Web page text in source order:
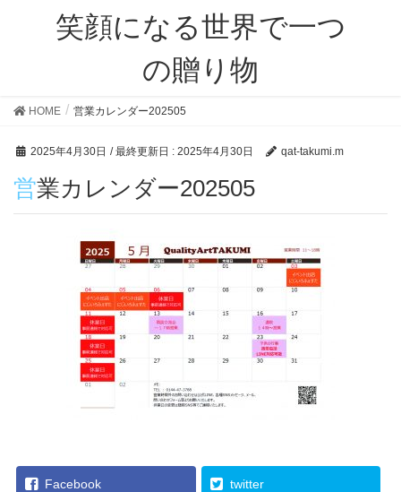
笑顔になる世界で一つ
の贈り物
HOME 営業カレンダー202505
2025年4月30日 / 最終更新日 : 2025年4月30日 qat-takumi.m
営業カレンダー202505
Facebook twitter